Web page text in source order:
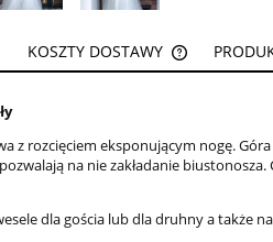
KOSZTY DOSTAWY
z rozcięciem eksponującym nogę.
na nie zakładanie
dla gościa lub dla druhny a także